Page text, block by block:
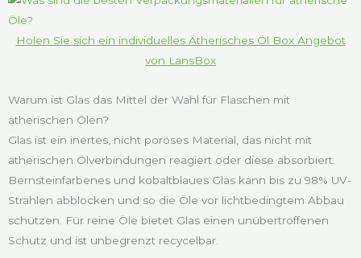
Holen Sie sich ein individuelles Ätherisches Öl Box Angebot
von LansBox
Warum ist Glas das Mittel der Wahl für Flaschen mit
ätherischen Ölen?
Glas ist ein inertes, nicht poröses Material, das nicht mit
ätherischen Ölverbindungen reagiert oder diese absorbiert.
Bernsteinfarbenes und kobaltblaues Glas kann bis zu 98% UV-
Strahlen abblocken und so die Öle vor lichtbedingtem Abbau
schützen. Für reine Öle bietet Glas einen unübertroffenen
Schutz und ist unbegrenzt recycelbar.